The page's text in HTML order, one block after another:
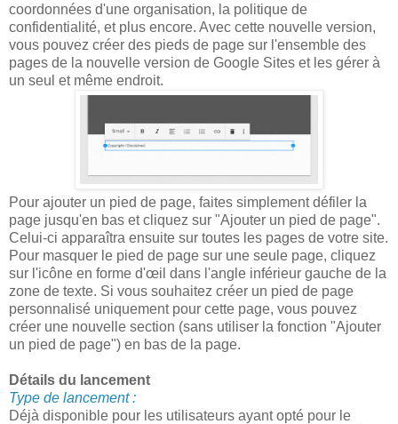
coordonnées d'une organisation, la politique de
confidentialité, et plus encore. Avec cette nouvelle version,
vous pouvez créer des pieds de page sur l'ensemble des
pages de la nouvelle version de Google Sites et les gérer à
un seul et même endroit.
Pour ajouter un pied de page, faites simplement défiler la
page jusqu'en bas et cliquez sur "Ajouter un pied de page".
Celui-ci apparaîtra ensuite sur toutes les pages de votre site.
Pour masquer le pied de page sur une seule page, cliquez
sur l'icône en forme d'œil dans l'angle inférieur gauche de la
zone de texte. Si vous souhaitez créer un pied de page
personnalisé uniquement pour cette page, vous pouvez
créer une nouvelle section (sans utiliser la fonction "Ajouter
un pied de page") en bas de la page.
Détails du lancement
Type de lancement :
Déjà disponible pour les utilisateurs ayant opté pour le